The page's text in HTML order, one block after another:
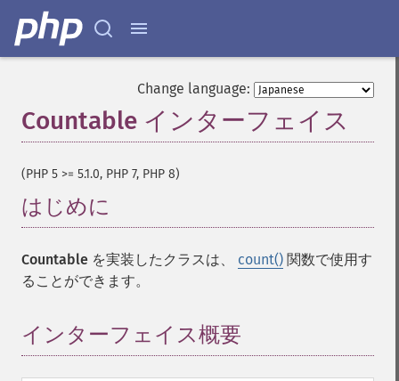
Change language:
Countable インターフェイス
(PHP 5 >= 5.1.0, PHP 7, PHP 8)
はじめに
Countable を実装したクラスは、 count() 関数で使用す
ることができます。
インターフェイス概要